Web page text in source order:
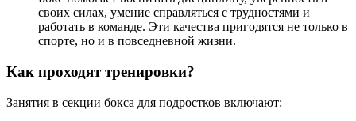
своих силах, умение справляться с трудностями и
работать в команде. Эти качества пригодятся не только в
спорте, но и в повседневной жизни.
Как проходят тренировки?
Занятия в секции бокса для подростков включают: